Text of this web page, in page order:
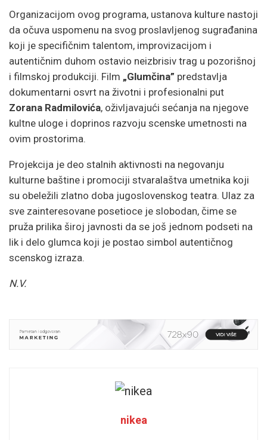
Organizacijom ovog programa, ustanova kulture nastoji
da očuva uspomenu na svog proslavljenog sugrađanina
koji je specifičnim talentom, improvizacijom i
autentičnim duhom ostavio neizbrisiv trag u pozorišnoj
i filmskoj produkciji. Film „Glumčina” predstavlja
dokumentarni osvrt na životni i profesionalni put
Zorana Radmilovića, oživljavajući sećanja na njegove
kultne uloge i doprinos razvoju scenske umetnosti na
ovim prostorima.
Projekcija je deo stalnih aktivnosti na negovanju
kulturne baštine i promociji stvaralaštva umetnika koji
su obeležili zlatno doba jugoslovenskog teatra. Ulaz za
sve zainteresovane posetioce je slobodan, čime se
pruža prilika široj javnosti da se još jednom podseti na
lik i delo glumca koji je postao simbol autentičnog
scenskog izraza.
N.V.
nikea